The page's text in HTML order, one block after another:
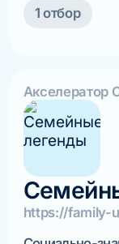
1 отбор
Акселератор
https://family-